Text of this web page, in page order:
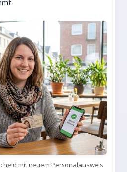
mit neuem Personalausweis